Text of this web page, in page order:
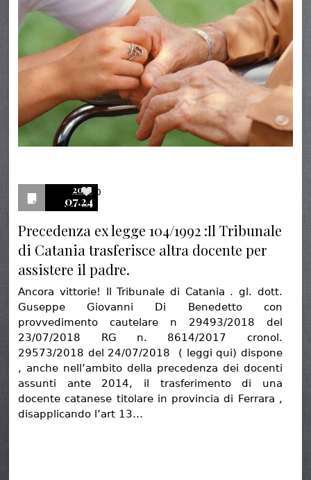
2018
07.24
0
Precedenza ex legge 104/1992 :Il Tribunale
di Catania trasferisce altra docente per
assistere il padre.
Ancora vittorie! Il Tribunale di Catania . gl. dott.
Guseppe Giovanni Di Benedetto con
provvedimento cautelare n 29493/2018 del
23/07/2018 RG n. 8614/2017 cronol.
29573/2018 del 24/07/2018 ( leggi qui) dispone
, anche nell’ambito della precedenza dei docenti
assunti ante 2014, il trasferimento di una
docente catanese titolare in provincia di Ferrara ,
disapplicando l’art 13…